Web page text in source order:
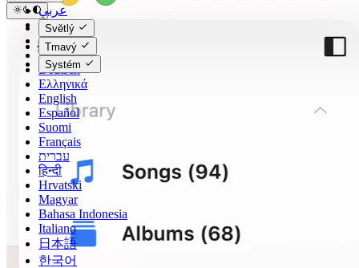
عربي
Català
Čeština
Dansk
Deutsch
Ελληνικά
English
Español
Suomi
Français
עברית
हिन्दी
Hrvatski
Magyar
Bahasa Indonesia
Italiano
日本語
한국어
Světlý
Tmavý
Systém